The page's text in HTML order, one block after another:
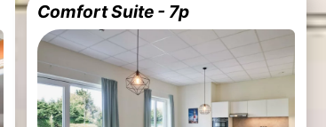
Comfort Suite - 7p